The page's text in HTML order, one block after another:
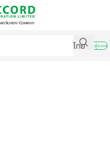
ไทย
เข้าสู่ระบบ